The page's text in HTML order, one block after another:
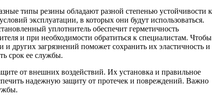
типы резины обладают разной степенью устойчивости к
эксплуатации, в которых они будут использоваться.
уплотнитель обеспечит герметичность
и при необходимости обратиться к специалистам. Чтобы
других загрязнений поможет сохранить их эластичность и
срок ее службы.
от внешних воздействий. Их установка и правильное
надежную защиту от протечек и повреждений. Важно